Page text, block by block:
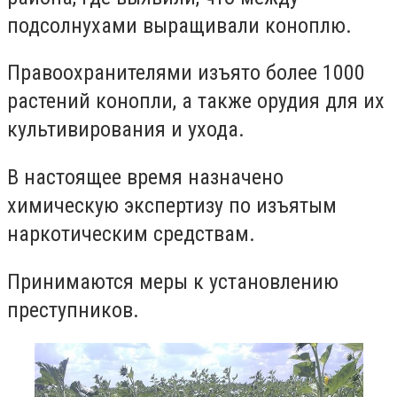
подсолнухами выращивали коноплю.
Правоохранителями изъято более 1000
растений конопли, а также орудия для их
культивирования и ухода.
В настоящее время назначено
химическую экспертизу по изъятым
наркотическим средствам.
Принимаются меры к установлению
преступников.